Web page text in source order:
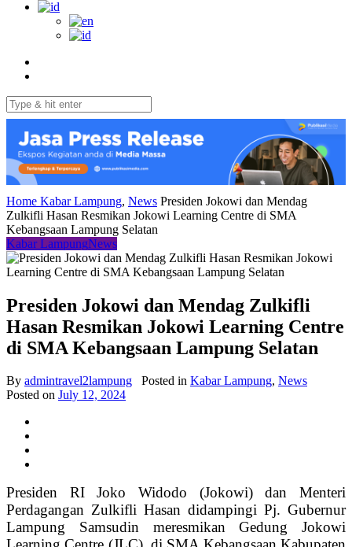
Home Kabar Lampung, News Presiden Jokowi dan Mendag
Zulkifli Hasan Resmikan Jokowi Learning Centre di SMA
Kebangsaan Lampung Selatan
Kabar LampungNews
Presiden Jokowi dan Mendag Zulkifli
Hasan Resmikan Jokowi Learning Centre
di SMA Kebangsaan Lampung Selatan
By admintravel2lampung Posted in Kabar Lampung, News
Posted on July 12, 2024
Presiden RI Joko Widodo (Jokowi) dan Menteri
Perdagangan Zulkifli Hasan didampingi Pj. Gubernur
Lampung Samsudin meresmikan Gedung Jokowi